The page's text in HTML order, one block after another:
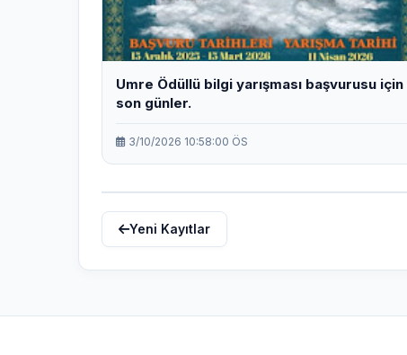
Umre Ödüllü bilgi yarışması başvurusu için
son günler.
3/10/2026 10:58:00 ÖS
Yeni Kayıtlar